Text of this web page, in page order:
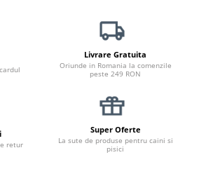
Livrare Gratuita
Oriunde in Romania la comenzile
peste 249 RON
retur
Super Oferte
La sute de produse pentru caini si
pisici